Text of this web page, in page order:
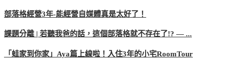
部落格經營3年-能經營自媒體真是太好了！
課題分離 | 若聽我爸的話，這個部落格就不存在了!? — ...
「蛙家到你家」Aya篇上線啦！入住3年的小宅RoomTour